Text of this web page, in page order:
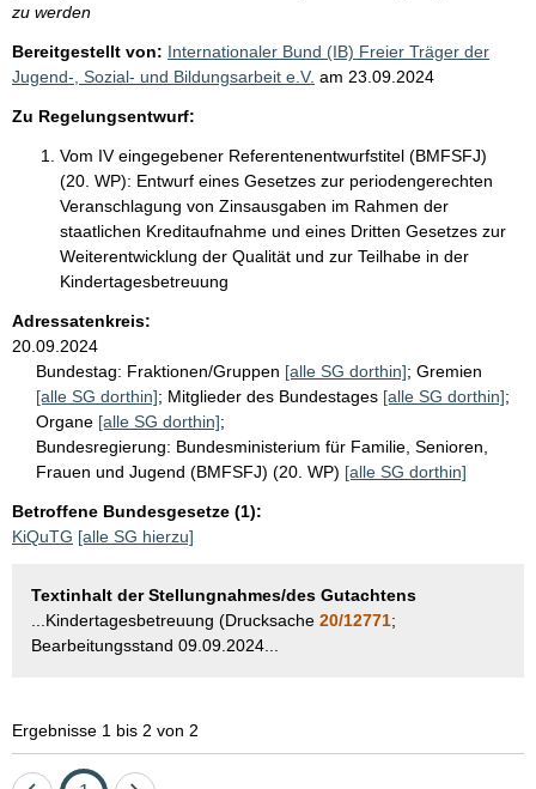
zu werden
Bereitgestellt von: Internationaler Bund (IB) Freier Träger der
Jugend-, Sozial- und Bildungsarbeit e.V. am 23.09.2024
Zu Regelungsentwurf:
Vom IV eingegebener Referentenentwurfstitel (BMFSFJ)
(20. WP): Entwurf eines Gesetzes zur periodengerechten
Veranschlagung von Zinsausgaben im Rahmen der
staatlichen Kreditaufnahme und eines Dritten Gesetzes zur
Weiterentwicklung der Qualität und zur Teilhabe in der
Kindertagesbetreuung
Adressatenkreis:
20.09.2024
Bundestag: Fraktionen/Gruppen [alle SG dorthin]; Gremien
[alle SG dorthin]; Mitglieder des Bundestages [alle SG dorthin];
Organe [alle SG dorthin];
Bundesregierung: Bundesministerium für Familie, Senioren,
Frauen und Jugend (BMFSFJ) (20. WP) [alle SG dorthin]
Betroffene Bundesgesetze (1):
KiQuTG [alle SG hierzu]
Textinhalt der Stellungnahmes/des Gutachtens
...Kindertagesbetreuung (Drucksache 20/12771;
Bearbeitungsstand 09.09.2024...
Ergebnisse 1 bis 2 von 2